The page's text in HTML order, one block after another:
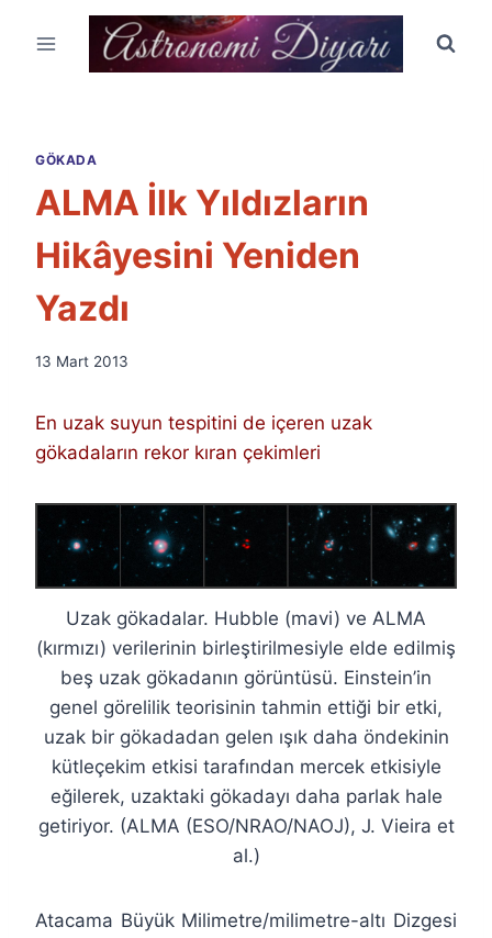
GÖKADA
ALMA İlk Yıldızların
Hikâyesini Yeniden
Yazdı
By
Özyar
13 Mart 2013
En uzak suyun tespitini de içeren uzak
gökadaların rekor kıran çekimleri
Uzak gökadalar. Hubble (mavi) ve ALMA
(kırmızı) verilerinin birleştirilmesiyle elde edilmiş
beş uzak gökadanın görüntüsü. Einstein’in
genel görelilik teorisinin tahmin ettiği bir etki,
uzak bir gökadadan gelen ışık daha öndekinin
kütleçekim etkisi tarafından mercek etkisiyle
eğilerek, uzaktaki gökadayı daha parlak hale
getiriyor. (ALMA (ESO/NRAO/NAOJ), J. Vieira et
al.)
Atacama Büyük Milimetre/milimetre-altı Dizgesi